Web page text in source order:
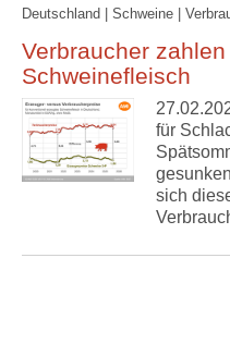
Deutschland | Schweine |
Verbraucher
Schweinefleisch
für
sich